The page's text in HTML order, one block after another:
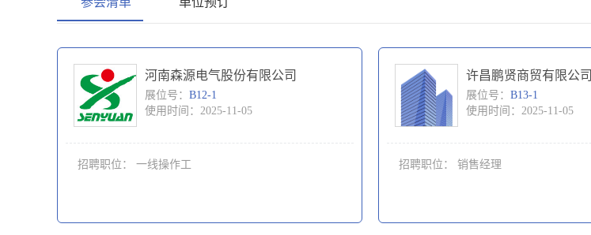
河南森源电气股份有限公司
展位号： B12-1
使用时间：2025-11-05
招聘职位： 一线操作工
许昌鹏贤商贸有限公司
展位号： B13-1
使用时间：2025-11-05
招聘职位： 销售经理